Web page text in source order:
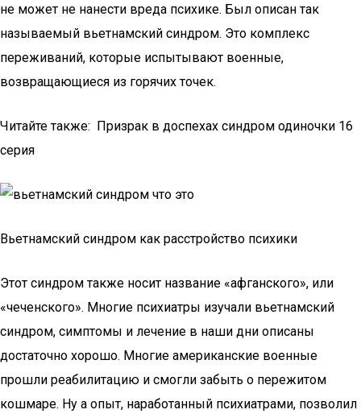
не может не нанести вреда психике. Был описан так
называемый вьетнамский синдром. Это комплекс
переживаний, которые испытывают военные,
возвращающиеся из горячих точек.
Читайте также: Призрак в доспехах синдром одиночки 16
серия
Вьетнамский синдром как расстройство психики
Этот синдром также носит название «афганского», или
«чеченского». Многие психиатры изучали вьетнамский
синдром, симптомы и лечение в наши дни описаны
достаточно хорошо. Многие американские военные
прошли реабилитацию и смогли забыть о пережитом
кошмаре. Ну а опыт, наработанный психиатрами, позволил